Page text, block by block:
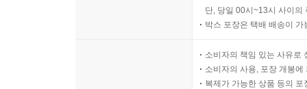
단, 당일 00시~13시 사이의
박스 포장은 택배 배송이
소비자의 책임 있는 사유로
소비자의 사용, 포장 개봉
복제가 가능한 상품 등의